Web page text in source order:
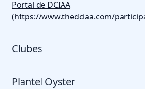
Portal de DCIAA
(https://www.thedciaa.com/
Clubes
Plantel Oyster